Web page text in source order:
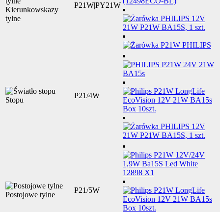
Kierunkowskazy
tylne
P21W|PY21W
Stopu
P21/4W
Postojowe tylne
P21/5W